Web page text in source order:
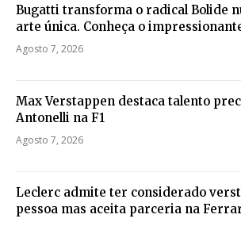
Bugatti transforma o radical Bolide
arte única. Conheça o
Agosto 7, 2026
Max Verstappen destaca talento
Antonelli na F1
Agosto 7, 2026
Leclerc admite ter considerado
pessoa mas aceita parceria na